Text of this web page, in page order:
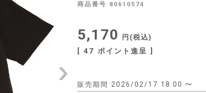
商品番号 80610574
5,170 税込
[ 47 ポイント進呈 ]
販売期間 2026/02/17 18:00 〜